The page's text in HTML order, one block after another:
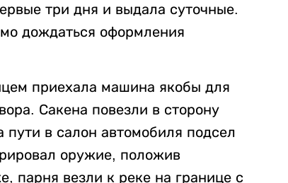
три дня и выдала суточные.
дождаться оформления
приехала машина якобы для
Сакена повезли в сторону
пути в салон автомобиля подсел
оружие, положив
парня везли к реке на границе с